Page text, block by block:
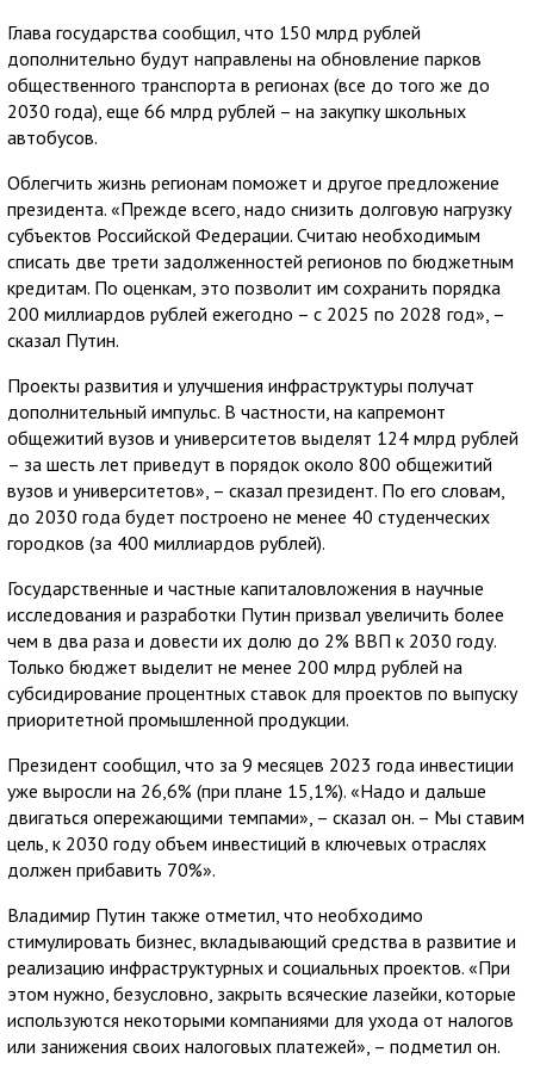
Глава государства сообщил, что 150 млрд рублей
дополнительно будут направлены на обновление парков
общественного транспорта в регионах (все до того же до
2030 года), еще 66 млрд рублей – на закупку школьных
автобусов.
Облегчить жизнь регионам поможет и другое предложение
президента. «Прежде всего, надо снизить долговую нагрузку
субъектов Российской Федерации. Считаю необходимым
списать две трети задолженностей регионов по бюджетным
кредитам. По оценкам, это позволит им сохранить порядка
200 миллиардов рублей ежегодно – с 2025 по 2028 год», –
сказал Путин.
Проекты развития и улучшения инфраструктуры получат
дополнительный импульс. В частности, на капремонт
общежитий вузов и университетов выделят 124 млрд рублей
– за шесть лет приведут в порядок около 800 общежитий
вузов и университетов», – сказал президент. По его словам,
до 2030 года будет построено не менее 40 студенческих
городков (за 400 миллиардов рублей).
Государственные и частные капиталовложения в научные
исследования и разработки Путин призвал увеличить более
чем в два раза и довести их долю до 2% ВВП к 2030 году.
Только бюджет выделит не менее 200 млрд рублей на
субсидирование процентных ставок для проектов по выпуску
приоритетной промышленной продукции.
Президент сообщил, что за 9 месяцев 2023 года инвестиции
уже выросли на 26,6% (при плане 15,1%). «Надо и дальше
двигаться опережающими темпами», – сказал он. – Мы ставим
цель, к 2030 году объем инвестиций в ключевых отраслях
должен прибавить 70%».
Владимир Путин также отметил, что необходимо
стимулировать бизнес, вкладывающий средства в развитие и
реализацию инфраструктурных и социальных проектов. «При
этом нужно, безусловно, закрыть всяческие лазейки, которые
используются некоторыми компаниями для ухода от налогов
или занижения своих налоговых платежей», – подметил он.